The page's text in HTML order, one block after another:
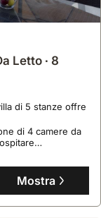
Letto ∙ 8
di 5 stanze offre
di 4 camere da
Mostra